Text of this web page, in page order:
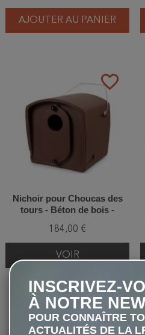
AJOUTER AU PANIER
favorite_border
Nichoir pour Choucas des
tours - Béton de bois -
184,00 €
VOIR
favorite_border
INSCRIVEZ-
À NOTRE
POUR CONNAÎTRE
ACTUALITÉS DE LA